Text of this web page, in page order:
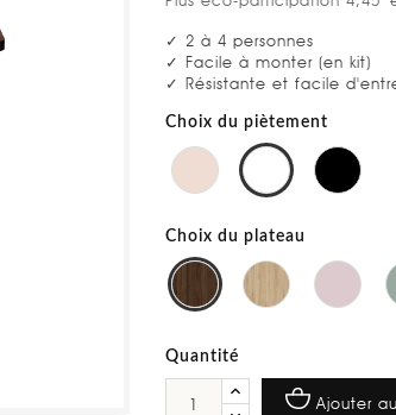
✓ 2 à 4 personnes
✓ Facile à monter (en kit)
✓ Résistante et facile
Choix du piètement
Choix du plateau
Quantité
Ajouter